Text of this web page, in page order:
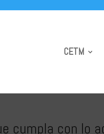
CETM
cumpla con lo